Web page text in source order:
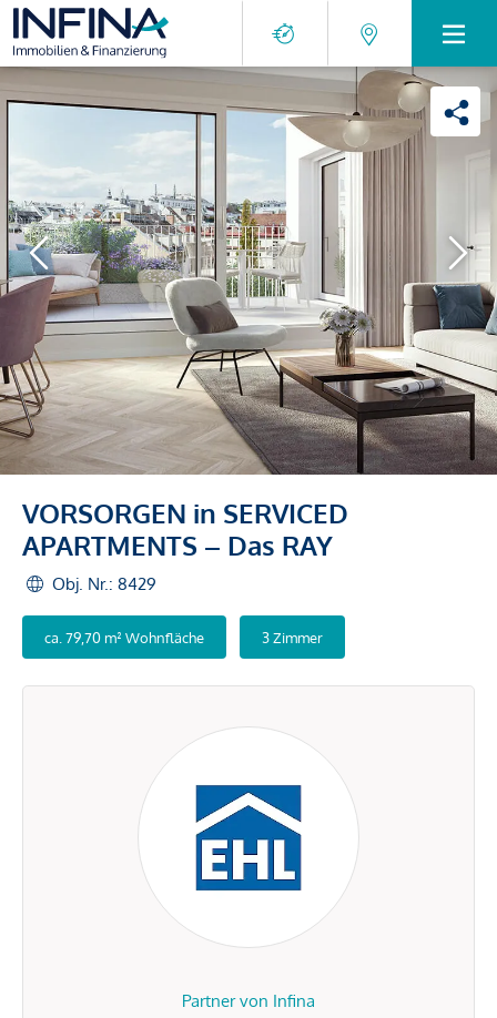
VORSORGEN in SERVICED
APARTMENTS – Das RAY
Obj. Nr.: 8429
ca. 79,70 m² Wohnfläche 3 Zimmer
Partner von Infina